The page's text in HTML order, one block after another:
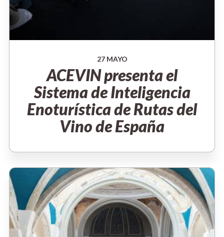
27 MAYO
ACEVIN presenta el
Sistema de Inteligencia
Enoturística de Rutas del
Vino de España